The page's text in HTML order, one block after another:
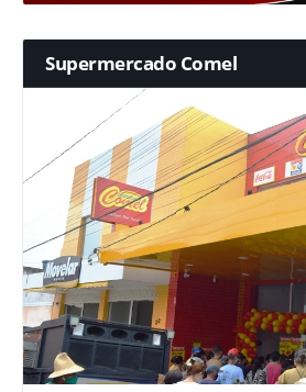
Supermercado Comel